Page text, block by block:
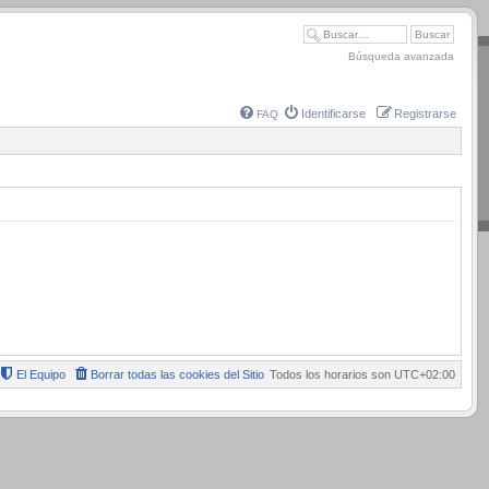
Búsqueda avanzada
FAQ Identificarse Registrarse
Todos los horarios son UTC+02:00
Borrar todas las cookies del Sitio
El Equipo